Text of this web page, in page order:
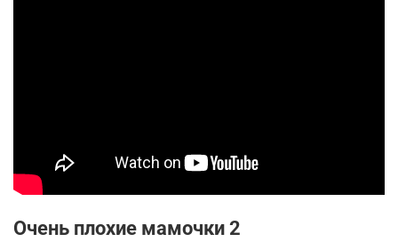
Очень плохие мамочки 2